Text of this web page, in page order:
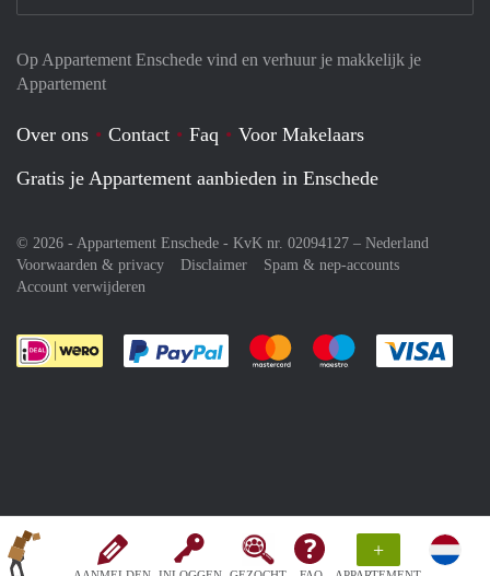
+
Op Appartement Enschede vind en verhuur je makkelijk je
Appartement
Over ons Contact Faq
Voor Makelaars
Gratis je Appartement aanbieden in Enschede
© 2026 - Appartement Enschede - KvK nr. 02094127 – Nederland
Voorwaarden & privacy
Disclaimer
Spam & nep-accounts
Account verwijderen
Je rekent gemakkelijk af met Paypal
Je rekent gemakkelijk af met
Je rekent